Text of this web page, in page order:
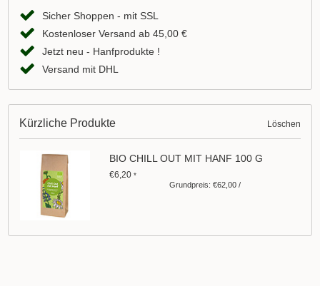
Sicher Shoppen - mit SSL
Kostenloser Versand ab 45,00 €
Jetzt neu - Hanfprodukte !
Versand mit DHL
Kürzliche Produkte Löschen
BIO CHILL OUT MIT HANF 100 G
€6,20*
Grundpreis: €62,00 /